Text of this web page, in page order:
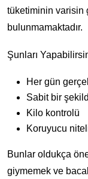
tüketiminin varisin
bulunmamaktadır.
Şunları
Her gün
Sabit bir
Kilo kontrolü
Koruyucu
Bunlar oldukça
giymemek ve